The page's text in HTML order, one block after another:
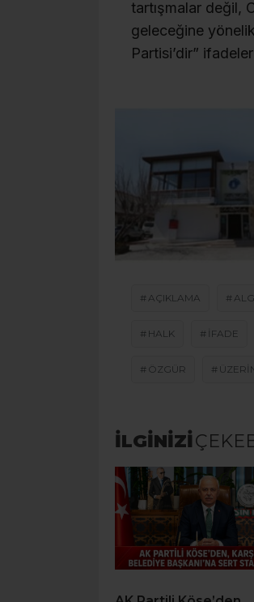
tartışmalar değil,
geleceğine
Partisi’dir”
AÇIKLAMA
HALK IFADE
ÖZGÜR
İLGİNİZİ